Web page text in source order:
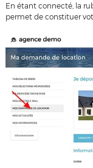
En étant connecté, la
permet de constituer